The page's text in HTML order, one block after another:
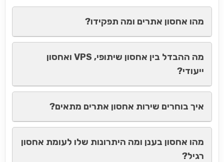
מהו אחסון אתרים ומה תפקידו?
מה ההבדל בין אחסון שיתופי, VPS ואחסון
ייעודי?
איך בוחרים שירות אחסון אתרים מתאים?
מהו אחסון בענן ומה היתרונות שלו לעומת אחסון
רגיל?